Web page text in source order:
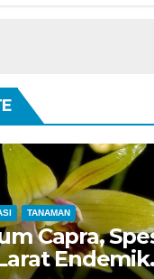
TANAMAN
Capra,
Endemik